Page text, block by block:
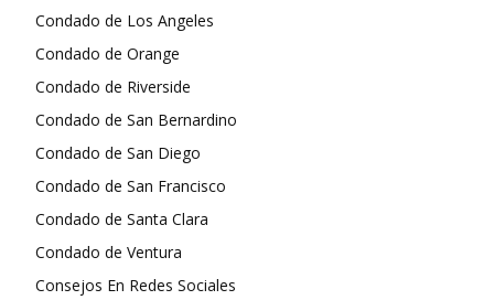
Condado de Los Angeles
Condado de Orange
Condado de Riverside
Condado de San Bernardino
Condado de San Diego
Condado de San Francisco
Condado de Santa Clara
Condado de Ventura
Consejos En Redes Sociales